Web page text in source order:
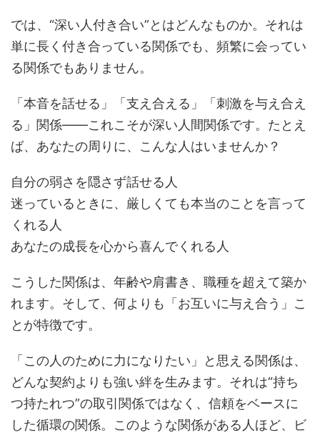
では、“深い人付き合い”とはどんなものか。それは
単に長く付き合っている関係でも、頻繁に会ってい
る関係でもありません。
「本音を話せる」「支え合える」「刺激を与え合え
る」関係――これこそが深い人間関係です。たとえ
ば、あなたの周りに、こんな人はいませんか？
自分の弱さを隠さず話せる人
迷っているときに、厳しくても本当のことを言って
くれる人
あなたの成長を心から喜んでくれる人
こうした関係は、年齢や肩書き、職種を超えて築か
れます。そして、何よりも「お互いに与え合う」こ
とが特徴です。
「この人のために力になりたい」と思える関係は、
どんな契約よりも強い絆を生みます。それは“持ち
つ持たれつ”の取引関係ではなく、信頼をベースに
した循環の関係。このような関係がある人ほど、ビ